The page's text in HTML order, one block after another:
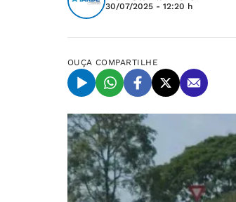
30/07/2025 - 12:20 h
OUÇA COMPARTILHE